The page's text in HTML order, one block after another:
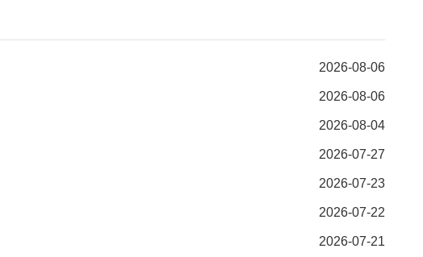
2026-08-06
2026-08-06
2026-08-04
2026-07-27
2026-07-23
2026-07-22
2026-07-21